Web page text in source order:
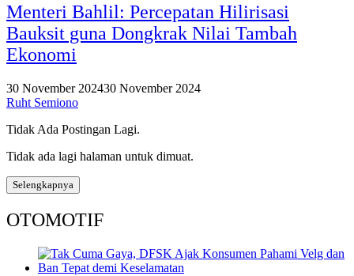
Menteri Bahlil: Percepatan Hilirisasi
Bauksit guna Dongkrak Nilai Tambah
Ekonomi
30 November 202430 November 2024
Ruht Semiono
Tidak Ada Postingan Lagi.
Tidak ada lagi halaman untuk dimuat.
Selengkapnya
OTOMOTIF